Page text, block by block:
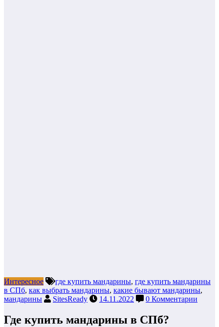
Интересное где купить мандарины, где купить мандарины
в СПб, как выбрать мандарины, какие бывают мандарины,
мандарины
SitesReady 14.11.2022 0 Комментарии
Где купить мандарины в СПб?